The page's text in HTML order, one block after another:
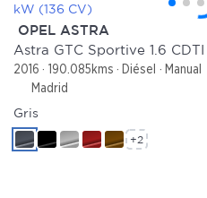
OPEL ASTRA
2016 190.085kms Diésel
Manual
Madrid
Gris
+2